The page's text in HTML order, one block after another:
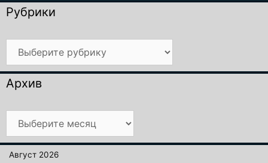
Рубрики
Рубрики
Архив
Архив
Август 2026